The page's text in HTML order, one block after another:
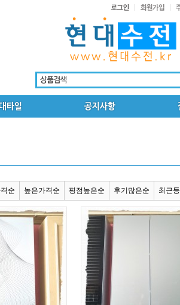
순 높은가격순 평점높은순 후기많은순 최근